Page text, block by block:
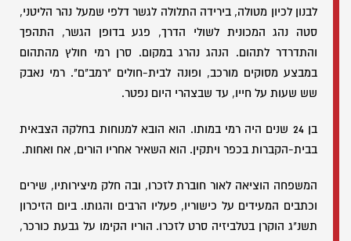
לבנון לכיון מטולה, בירידה התלולה לגשר דלפי שמעל נהר הליטני,
סטה נהג המכונית לשולי הדרך, פגע בדופן הגשר, התהפך
והתדרדר לתהום. הנהג נהרג במקום. סרן רמי חולץ מהתהום
במבצע מסוקים מורכב, ופונה לבית-חולים "רמב"ם". רמי נאבק
שש שעות על חייו, עד שבצהרי היום נפטר.
בן 24 שנים היה רמי במותו. הוא הובא למנוחות בחלקה הצבאית
בבית-הקברות בכפר ויתקין. הוא השאיר אחריו הורים, אח ואחות.
המשפחה הוציאה לאור חוברת לזכרו, ובה חלק מיצירותיו, שירים
וכתבים המעידים על כישוריו, פעליו הרבים והגותו. ביום הזיכרון
תשנ"ג הוקרן בטלביזיה סרט לזכרו. הוריו הקימו על גבעת כורכר,